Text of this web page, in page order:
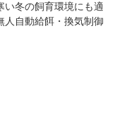
い冬の飼育環境にも適
人自動給餌・換気制御